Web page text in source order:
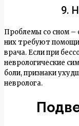
9.
Проблемы со сном –
них требуют
врача. Если при
неврологические
боли, признаки
невролога.